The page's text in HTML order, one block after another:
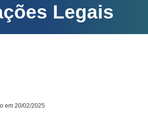
Legais
em 20/02/2025